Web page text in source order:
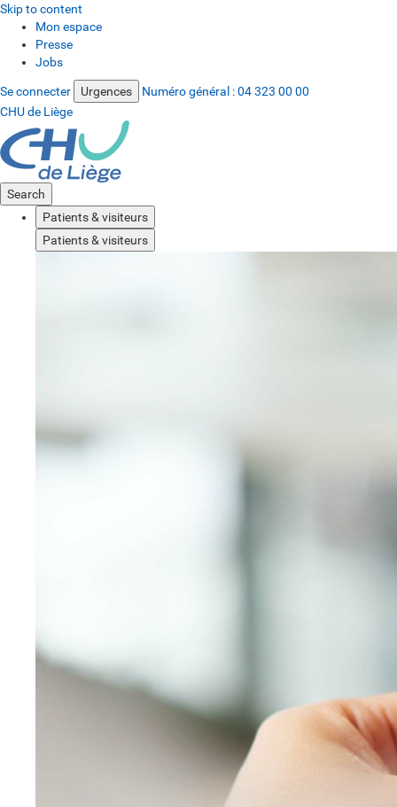
Skip to content
Mon espace
Presse
Jobs
Se connecter Urgences Numéro général :04 323 00 00
CHU de Liège
Search
Patients & visiteurs
Patients & visiteurs